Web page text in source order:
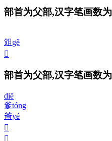
部首为父部,汉字笔画数
㸖 gě
𤕒
部首为父部,汉字笔画数
diē
爹tóng
㸗yé
𤕓
𤕔